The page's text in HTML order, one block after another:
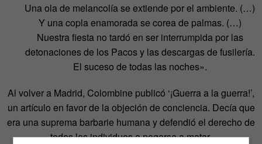
Una ola de melancolía se extiende por el ambiente. (…)
Y una copla enamorada se corea de palmas. (…)
Nuestra fiesta no tardó en ser interrumpida por las
detonaciones de los Pacos y las descargas de fusilería.
El suceso de todas las noches».
Al volver a Madrid, Colombine publicó ‘¡Guerra a la guerra!’,
un artículo en favor de la objeción de conciencia. Decía que
era una suprema barbarie humana y defendió el derecho de
todos los individuos a negarse a matar.